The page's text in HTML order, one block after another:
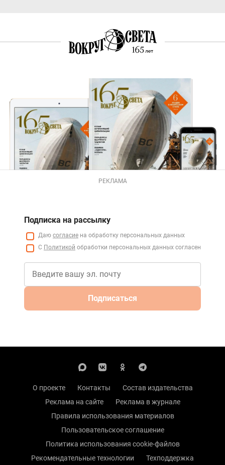
РЕКЛАМА
Подписка на рассылку
Даю согласие на обработку персональных данных
С Политикой обработки персональных данных согласен
Подписаться
О проекте Контакты
Состав издательства
Реклама на сайте
Реклама в журнале
Правила использования материалов
Пользовательское соглашение
Политика использования cookie-файлов
Рекомендательные технологии
Техподдержка